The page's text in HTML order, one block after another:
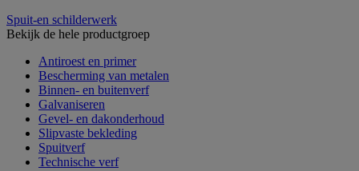
Spuit-en schilderwerk
Bekijk de hele productgroep
Antiroest en primer
Bescherming van metalen
Binnen- en buitenverf
Galvaniseren
Gevel- en dakonderhoud
Slipvaste bekleding
Spuitverf
Technische verf